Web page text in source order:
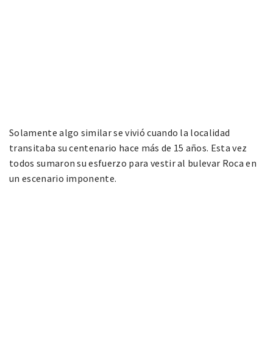
Solamente algo similar se vivió cuando la localidad
transitaba su centenario hace más de 15 años. Esta vez
todos sumaron su esfuerzo para vestir al bulevar Roca en
un escenario imponente.